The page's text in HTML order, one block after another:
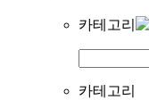
카테고리
카테고리